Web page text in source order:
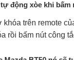
động xòe khi bấm
khóa trên remote
rồi bấm nút công